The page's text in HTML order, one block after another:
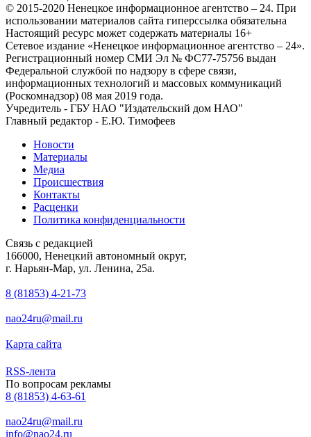
© 2015-2020 Ненецкое информационное агентство – 24. При
использовании материалов сайта гиперссылка обязательна
Настоящий ресурс может содержать материалы 16+
Сетевое издание «Ненецкое информационное агентство – 24».
Регистрационный номер СМИ Эл № ФС77-75756 выдан
Федеральной службой по надзору в сфере связи,
информационных технологий и массовых коммуникаций
(Роскомнадзор) 08 мая 2019 года.
Учредитель - ГБУ НАО "Издательский дом НАО"
Главный редактор - Е.Ю. Тимофеев
Новости
Материалы
Медиа
Происшествия
Контакты
Расценки
Политика конфиденциальности
Связь с редакцией
166000, Ненецкий автономный округ,
г. Нарьян-Мар, ул. Ленина, 25а.
8 (81853) 4-21-73
nao24ru@mail.ru
Карта сайта
RSS-лента
По вопросам рекламы
8 (81853) 4-63-61
nao24ru@mail.ru
info@nao24.ru